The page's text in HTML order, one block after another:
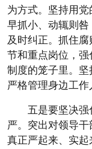
为方式。坚持用
早抓小、动辄则
及时纠正。抓住
节和重点岗位，
制度的笼子里。坚
严格管理身边工作
五是要坚决
严。突出对领导干
真正严起来、实起